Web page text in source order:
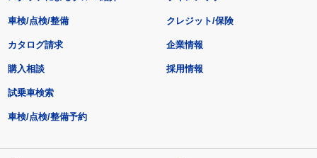
車検/点検/整備 クレジット/保険
カタログ請求
購入相談
試乗車検索
車検/点検/整備予約
企業情報
採用情報